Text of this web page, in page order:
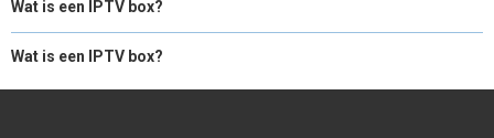
Wat is een IPTV box?
Wat is een IPTV box?